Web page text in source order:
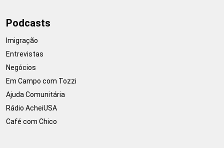
Podcasts
Imigração
Entrevistas
Negócios
Em Campo com Tozzi
Ajuda Comunitária
Rádio AcheiUSA
Café com Chico